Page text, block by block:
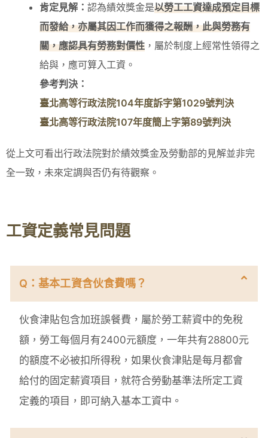
肯定見解： 認為績效獎金是以勞工工資達成預定目標
而發給，亦屬其因工作而獲得之報酬，此與勞務有
關，應認具有勞務對價性 ，屬於制度上經常性領得之
給與，應可算入工資。
參考判決：
臺北高等行政法院104年度訴字第1029號判決
臺北高等行政法院107年度簡上字第89號判決
從上文可看出行政法院對於績效獎金及勞動部的見解並非完
全一致，未來定調與否仍有待觀察。
工資定義常見問題
Q：基本工資含伙食費嗎？
伙食津貼包含加班誤餐費，屬於勞工薪資中的免稅
額，勞工每個月有2400元額度，一年共有28800元
的額度不必被扣所得稅，如果伙食津貼是每月都會
給付的固定薪資項目，就符合勞動基準法所定工資
定義的項目，即可納入基本工資中。